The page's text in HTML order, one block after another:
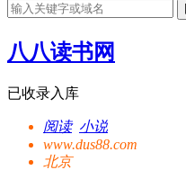
八八读书网
已收录入库
阅读 小说
www.dus88.com
北京